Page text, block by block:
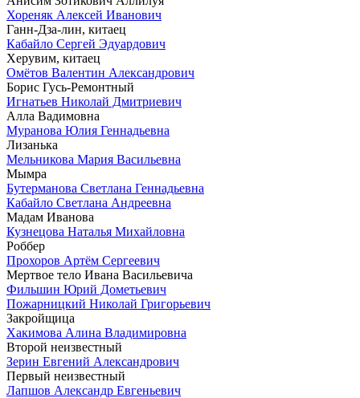
Хореняк Алексей Иванович
Ганн-Дза-лин, китаец
Кабайло Сергей Эдуардович
Херувим, китаец
Омётов Валентин Александрович
Борис Гусь-Ремонтный
Игнатьев Николай Дмитриевич
Алла Вадимовна
Муранова Юлия Геннадьевна
Лизанька
Мельникова Мария Васильевна
Мымра
Бутерманова Светлана Геннадьевна
Кабайло Светлана Андреевна
Мадам Иванова
Кузнецова Наталья Михайловна
Роббер
Прохоров Артём Сергеевич
Мертвое тело Ивана Васильевича
Фильшин Юрий Дометьевич
Пожарницкий Николай Григорьевич
Закройщица
Хакимова Алина Владимировна
Второй неизвестный
Зерин Евгений Александрович
Первый неизвестный
Лапшов Александр Евгеньевич